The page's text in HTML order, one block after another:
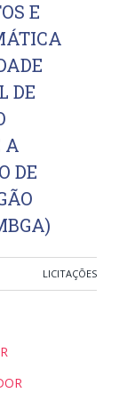
E
DE
A
DE
LICITAÇÕES